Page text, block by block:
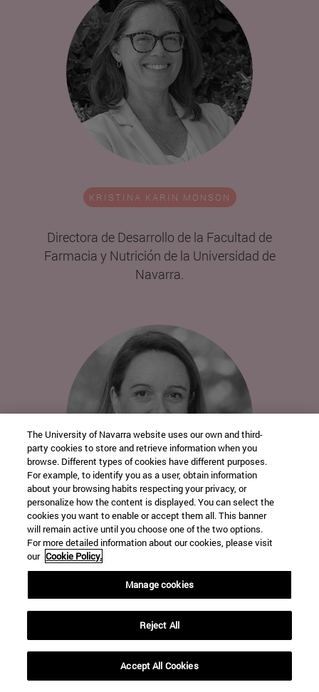
KRISTINA KARIN MONSON
Directora de Desarrollo de la Facultad de
Farmacia y Nutrición de la Universidad de
Navarra.
PAULA OTEIZA
Secretaría de la Facultad de Farmacia y
Nutrición de la Universidad de Navarra.
The University of Navarra website uses our own and third-
party cookies to store and retrieve information when you
browse. Different types of cookies have different purposes.
For example, to identify you as a user, obtain information
about your browsing habits respecting your privacy, or
personalize how the content is displayed. You can select the
cookies you want to enable or accept them all. This banner
will remain active until you choose one of the two options.
For more detailed information about our cookies, please visit
our Cookie Policy.
Manage cookies
Reject All
Accept All Cookies